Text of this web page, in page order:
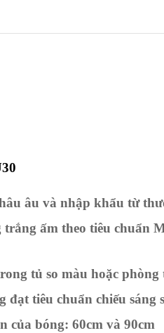
âu và nhập khẩu từ
trắng ấm theo tiêu chuẩn
tủ so màu hoặc
đạt tiêu chuẩn chiếu sáng
của bóng: 60cm và 90cm